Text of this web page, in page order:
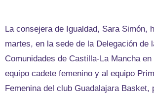
La consejera de Igualdad, Sara Simón,
martes, en la sede de la Delegación de
Comunidades de Castilla-La Mancha en
equipo cadete femenino y al equipo
Femenina del club Guadalajara Basket,